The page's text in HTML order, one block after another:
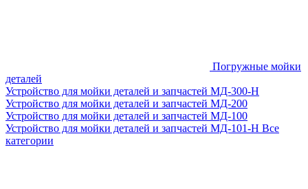
Погружные мойки
деталей
Устройство для мойки деталей и запчастей МД-300-H
Устройство для мойки деталей и запчастей МД-200
Устройство для мойки деталей и запчастей МД-100
Устройство для мойки деталей и запчастей МД-101-Н Все
категории